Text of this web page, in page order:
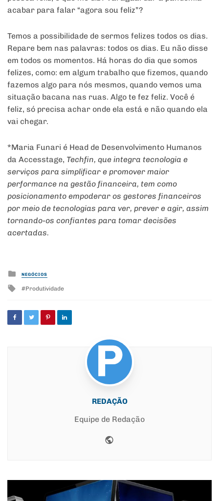
acabar para falar “agora sou feliz”?
Temos a possibilidade de sermos felizes todos os dias.
Repare bem nas palavras: todos os dias. Eu não disse
em todos os momentos. Há horas do dia que somos
felizes, como: em algum trabalho que fizemos, quando
fazemos algo para nós mesmos, quando vemos uma
situação bacana nas ruas. Algo te fez feliz. Você é
feliz, só precisa achar onde ela está e não quando ela
vai chegar.
*Maria Funari é Head de Desenvolvimento Humanos
da Accesstage, Techfin, que integra tecnologia e
serviços para simplificar e promover maior
performance na gestão financeira, tem como
posicionamento empoderar os gestores financeiros
por meio de tecnologias para ver, prever e agir, assim
tornando-os confiantes para tomar decisões
acertadas.
Posted
in
NEGÓCIOS
Tagged
Produtividade
REDAÇÃO
Equipe de Redação